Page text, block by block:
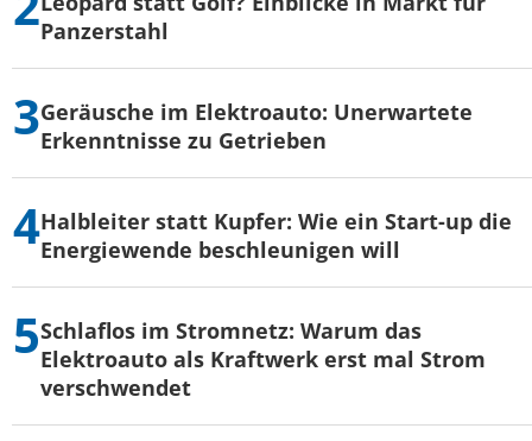
Panzerstahl
Geräusche im Elektroauto: Unerwartete
Erkenntnisse zu Getrieben
Halbleiter statt Kupfer: Wie ein Start-up die
Energiewende beschleunigen will
Schlaflos im Stromnetz: Warum das
Elektroauto als Kraftwerk erst mal Strom
verschwendet